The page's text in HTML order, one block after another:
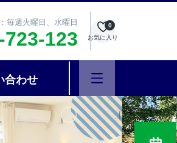
毎週火曜日、水曜日
723-123 お気に入り
0
合わせ